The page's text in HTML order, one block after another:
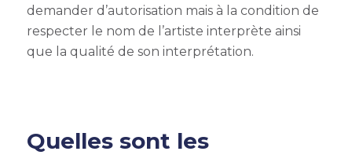
demander d’autorisation mais à la condition de
respecter le nom de l’artiste interprète ainsi
que la qualité de son interprétation.
Quelles sont les